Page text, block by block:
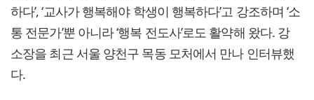
하다’, ‘교사가 행복해야 학생이 행복하다’고 강조하며 ‘소
통 전문가’뿐 아니라 ‘행복 전도사’로도 활약해 왔다. 강
소장을 최근 서울 양천구 목동 모처에서 만나 인터뷰했
다.